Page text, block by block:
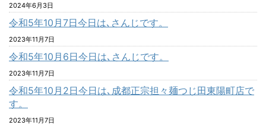
2024年6月3日
令和5年10月7日今日は､さんじです。
2023年11月7日
令和5年10月6日今日は､さんじです。
2023年11月7日
令和5年10月2日今日は､成都正宗担々麺つじ田東陽町店で
す。
2023年11月7日